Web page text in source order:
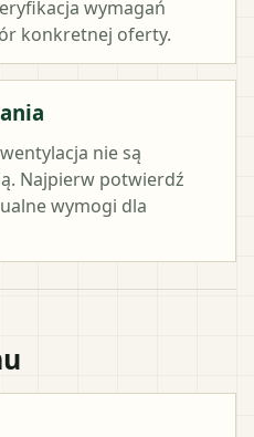
wymagań
konkretnej oferty.
nie są
Najpierw potwierdź
wymogi dla